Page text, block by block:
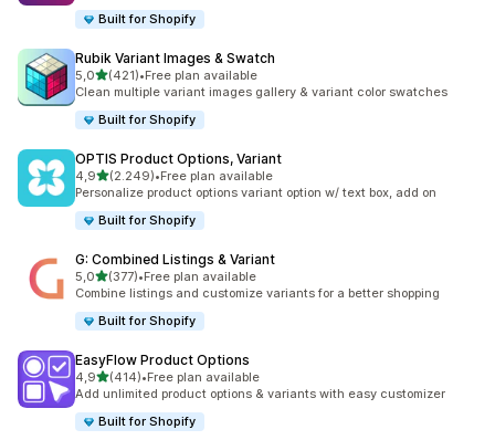
Built for Shopify
Rubik Variant Images & Swatch
5,05 yıldız üzerinden
(421)
toplam 421 değerlendirme
•Free plan available
Clean multiple variant images gallery & variant color swatches
Built for Shopify
OPTIS Product Options, Variant
4,95 yıldız üzerinden
(2.249)
toplam 2249 değerlendirme
•Free plan available
Personalize product options variant option w/ text box, add on
Built for Shopify
G: Combined Listings & Variant
5,05 yıldız üzerinden
(377)
toplam 377 değerlendirme
•Free plan available
Combine listings and customize variants for a better shopping
Built for Shopify
EasyFlow Product Options
4,95 yıldız üzerinden
(414)
toplam 414 değerlendirme
•Free plan available
Add unlimited product options & variants with easy customizer
Built for Shopify